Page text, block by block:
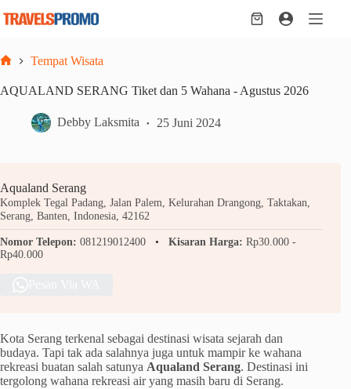
Shopping
Tempat Wisata
AQUALAND SERANG Tiket dan 5 Wahana - Agustus 2026
Debby Laksmita 25 Juni 2024
Aqualand Serang
Komplek Tegal Padang, Jalan Palem, Kelurahan Drangong, Taktakan,
Serang, Banten, Indonesia, 42162
Nomor Telepon: 081219012400 Kisaran Harga: Rp30.000 -
Rp40.000
Kota Serang terkenal sebagai destinasi wisata sejarah dan
budaya. Tapi tak ada salahnya juga untuk mampir ke wahana
rekreasi buatan salah satunya Aqualand Serang. Destinasi ini
tergolong wahana rekreasi air yang masih baru di Serang.